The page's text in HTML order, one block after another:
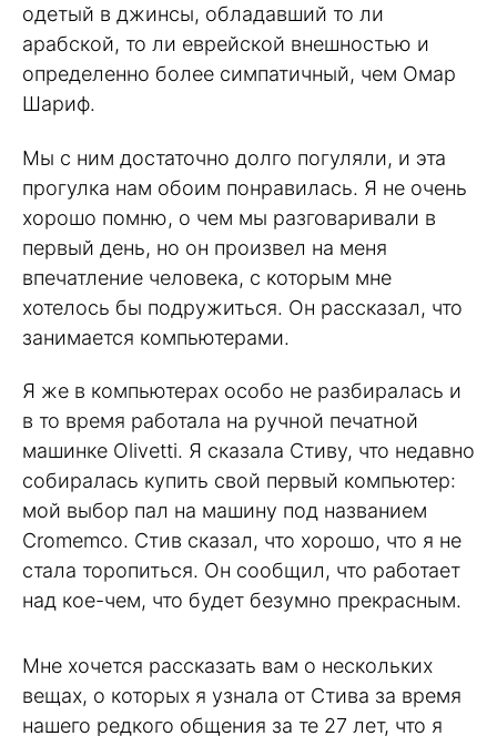
одетый в джинсы, обладавший то ли
арабской, то ли еврейской внешностью и
определенно более симпатичный, чем Омар
Шариф.
Мы с ним достаточно долго погуляли, и эта
прогулка нам обоим понравилась. Я не очень
хорошо помню, о чем мы разговаривали в
первый день, но он произвел на меня
впечатление человека, с которым мне
хотелось бы подружиться. Он рассказал, что
занимается компьютерами.
Я же в компьютерах особо не разбиралась и
в то время работала на ручной печатной
машинке Olivetti. Я сказала Стиву, что недавно
собиралась купить свой первый компьютер:
мой выбор пал на машину под названием
Cromemco. Стив сказал, что хорошо, что я не
стала торопиться. Он сообщил, что работает
над кое-чем, что будет безумно прекрасным.
Мне хочется рассказать вам о нескольких
вещах, о которых я узнала от Стива за время
нашего редкого общения за те 27 лет, что я